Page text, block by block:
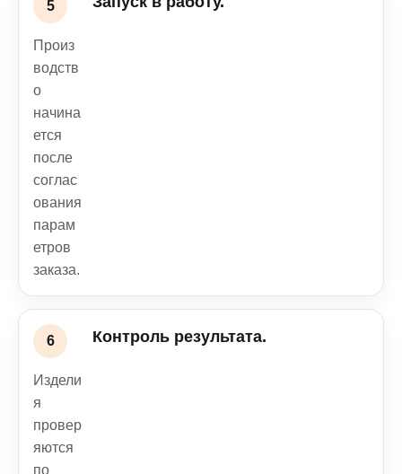
Произ
водств
о
начина
ется
после
соглас
ования
парам
етров
заказа.
Контроль результата.
Издели
я
провер
яются
по